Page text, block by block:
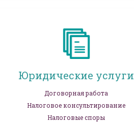
Юридические услуги
Договорная работа
Налоговое консультирование
Налоговые споры